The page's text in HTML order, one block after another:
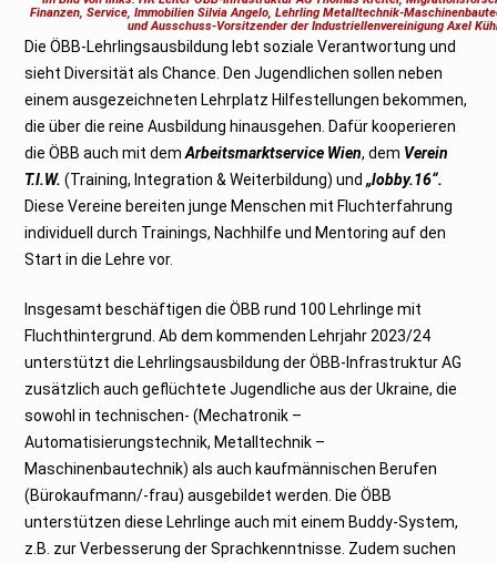
Finanzen, Service, Immobilien Silvia Angelo, Lehrling Metalltechnik-
und Ausschuss-Vorsitzender der Industriellenvereinigung Axel
Die ÖBB-Lehrlingsausbildung lebt soziale Verantwortung und
sieht Diversität als Chance. Den Jugendlichen sollen neben
einem ausgezeichneten Lehrplatz Hilfestellungen bekommen,
die über die reine Ausbildung hinausgehen. Dafür kooperieren
die ÖBB auch mit demArbeitsmarktservice Wien, dem Verein
T.I.W. (Training, Integration & Weiterbildung) und„lobby.16“.
Diese Vereine bereiten junge Menschen mit Fluchterfahrung
individuell durch Trainings, Nachhilfe und Mentoring auf den
Start in die Lehre vor.
Insgesamt beschäftigen die ÖBB rund 100 Lehrlinge mit
Fluchthintergrund. Ab dem kommenden Lehrjahr 2023/24
unterstützt die Lehrlingsausbildung der ÖBB-Infrastruktur AG
zusätzlich auch geflüchtete Jugendliche aus der Ukraine, die
sowohl in technischen- (Mechatronik –
Automatisierungstechnik, Metalltechnik –
Maschinenbautechnik) als auch kaufmännischen Berufen
(Bürokaufmann/-frau) ausgebildet werden. Die ÖBB
unterstützen diese Lehrlinge auch mit einem Buddy-System,
z.B. zur Verbesserung der Sprachkenntnisse. Zudem suchen